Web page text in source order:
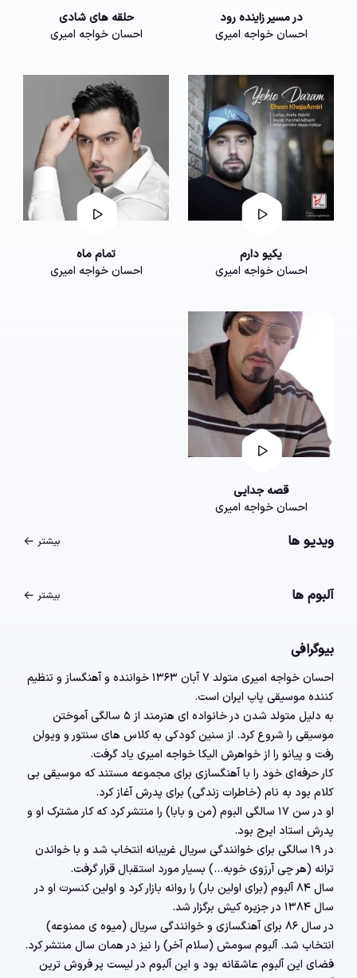
در مسیر زاینده رود
احسان خواجه امیری
حلقه های شادی
احسان خواجه امیری
یکیو دارم
احسان خواجه امیری
تمام ماه
احسان خواجه امیری
قصه جدایی
احسان خواجه امیری
ویدیو ها بیشتر
آلبوم ها بیشتر
بیوگرافی
احسان خواجه امیری متولد ۷ آبان ۱۳۶۳ خواننده و آهنگساز و تنظیم
کننده موسیقی پاپ ایران است.
به دلیل متولد شدن در خانواده ای هنرمند از ۵ سالگی آموختن
موسیقی را شروع کرد. از سنین کودکی به کلاس های سنتور و ویولن
رفت و پیانو را از خواهرش الیکا خواجه امیری یاد گرفت.
کار حرفه‌ای خود را با آهنگسازی برای مجموعه مستند که موسیقی بی
کلام بود به نام (خاطرات زندگی) برای پدرش آغاز کرد.
او در سن ۱۷ سالگی البوم (من و بابا) را منتشر کرد که کار مشترک او و
پدرش استاد ایرج بود.
در ۱۹ سالگی برای خوانندگی سریال غریبانه انتخاب شد و با خواندن
ترانه (هر چی آرزوی خوبه…) بسیار مورد استقبال قرار گرفت.
سال ۸۴ آلبوم (برای اولین بار) را روانه بازار کرد و اولین کنسرت او در
سال ۱۳۸۴ در جزیره کیش برگزار شد.
در سال ۸۶ برای آهنگسازی و خوانندگی سریال (میوه ی ممنوعه)
انتخاب شد. آلبوم سومش (سلام آخر) را نیز در همان سال منتشر کرد.
فضای این آلبوم عاشقانه بود و این آلبوم در لیست پر فروش ترین